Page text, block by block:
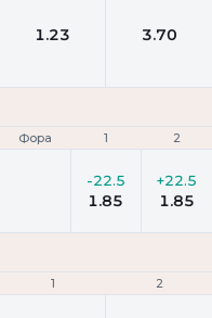
1.23 3.70
Фора 1 2
Фора 1 2
-22.5
1.85
+22.5
1.85
1 2
1 2